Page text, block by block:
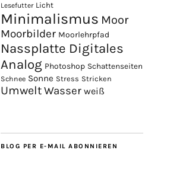
Lesefutter Licht
Minimalismus Moor
Moorbilder Moorlehrpfad
Nassplatte Digitales
Analog Photoshop Schattenseiten
Schnee Sonne Stress Stricken
UmweltWasser weiß
BLOG PER E-MAIL ABONNIEREN